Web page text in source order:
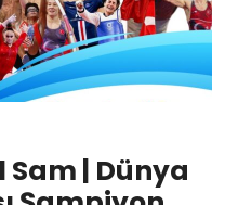
Sam | Dünya